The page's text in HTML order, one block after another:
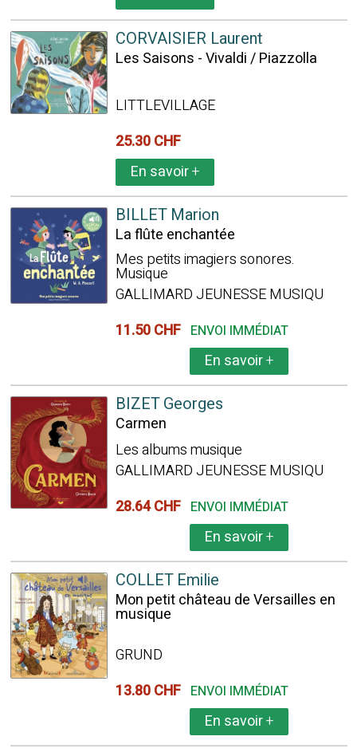
CORVAISIER Laurent
Les Saisons - Vivaldi / Piazzolla
LITTLEVILLAGE
25.30 CHF
En savoir+
BILLET Marion
La flûte enchantée
Mes petits imagiers sonores.
Musique
GALLIMARD JEUNESSE MUSIQU
11.50 CHF ENVOI IMMÉDIAT
En savoir+
BIZET Georges
Carmen
Les albums musique
GALLIMARD JEUNESSE MUSIQU
28.64 CHF ENVOI IMMÉDIAT
En savoir+
COLLET Emilie
Mon petit château de Versailles en
musique
GRUND
13.80 CHF ENVOI IMMÉDIAT
En savoir+